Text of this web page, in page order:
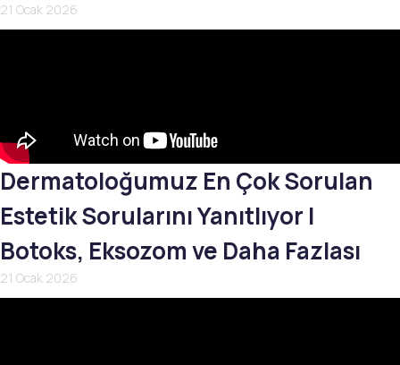
21 Ocak 2026
Dermatoloğumuz En Çok Sorulan
Estetik Sorularını Yanıtlıyor |
Botoks, Eksozom ve Daha Fazlası
21 Ocak 2026